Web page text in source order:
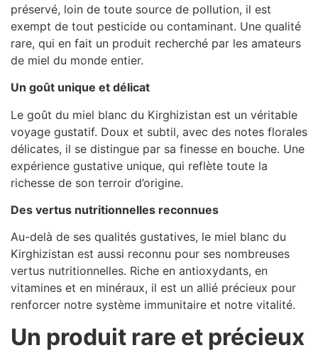
préservé, loin de toute source de pollution, il est
exempt de tout pesticide ou contaminant. Une qualité
rare, qui en fait un produit recherché par les amateurs
de miel du monde entier.
Un goût unique et délicat
Le goût du miel blanc du Kirghizistan est un véritable
voyage gustatif. Doux et subtil, avec des notes florales
délicates, il se distingue par sa finesse en bouche. Une
expérience gustative unique, qui reflète toute la
richesse de son terroir d’origine.
Des vertus nutritionnelles reconnues
Au-delà de ses qualités gustatives, le miel blanc du
Kirghizistan est aussi reconnu pour ses nombreuses
vertus nutritionnelles. Riche en antioxydants, en
vitamines et en minéraux, il est un allié précieux pour
renforcer notre système immunitaire et notre vitalité.
Un produit rare et précieux